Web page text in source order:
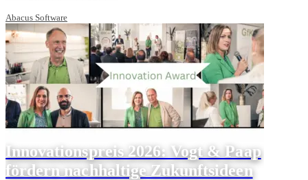
Abacus Software
Innovationspreis 2026: Vogt & Paap
fördern nachhaltige Zukunftsideen